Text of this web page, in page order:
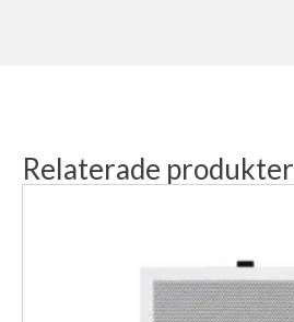
Relaterade produkter